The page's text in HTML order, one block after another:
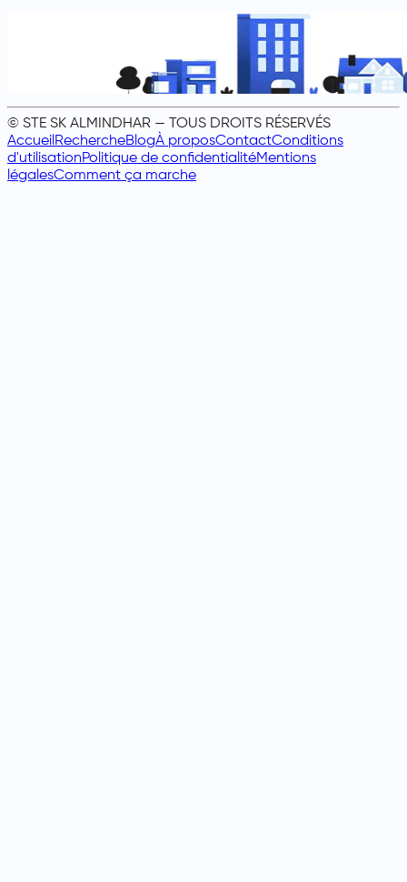
© STE SK ALMINDHAR — TOUS DROITS RÉSERVÉS
AccueilRechercheBlogÀ proposContactConditions
d'utilisationPolitique de confidentialitéMentions
légalesComment ça marche